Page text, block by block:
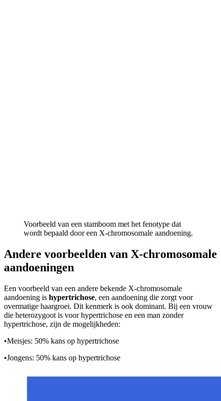
Voorbeeld van een stamboom met het fenotype dat
wordt bepaald door een X-chromosomale aandoening.
Andere voorbeelden van X-chromosomale
aandoeningen
Een voorbeeld van een andere bekende X-chromosomale
aandoening is hypertrichose, een aandoening die zorgt voor
overmatige haargroei. Dit kenmerk is ook dominant. Bij een vrouw
die heterozygoot is voor hypertrichose en een man zonder
hypertrichose, zijn de mogelijkheden:
•Meisjes: 50% kans op hypertrichose
•Jongens: 50% kans op hypertrichose